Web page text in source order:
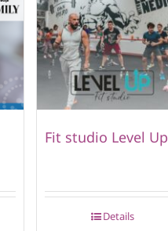
Fit studio Level Up
Details